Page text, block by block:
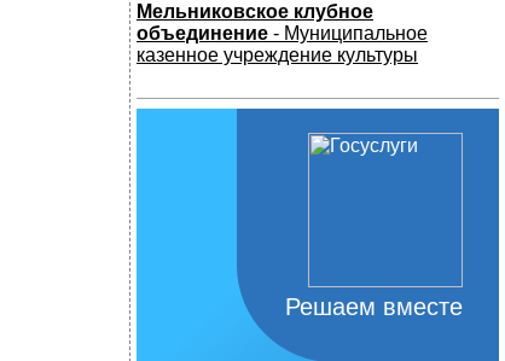
Мельниковское клубное
объединение - Муниципальное
казенное учреждение культуры
Решаем вместе